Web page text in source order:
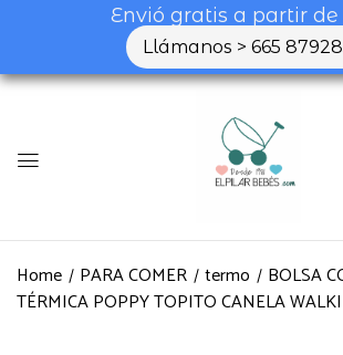
Envió gratis a partir
Llámanos > 665
Home PARA COMER termo
BOLSA
TÉRMICA POPPY TOPITO CANELA